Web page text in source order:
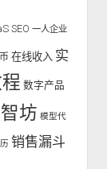
SEO 一人企业
在线收入 实
数字产品
坊 模型代
销售漏斗